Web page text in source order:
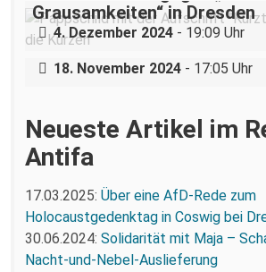
Grausamkeiten“ in Dresden
4. Dezember 2024 - 19:09 Uhr
Nazigruppe sucht (und
in der Dresdner Neustadt
18. November 2024 - 17:05 Uhr
Neueste Artikel im
Antifa
17.03.2025: Über eine AfD-Rede zum
Holocaustgedenktag in Coswig bei
30.06.2024: Solidarität mit Maja –
Nacht-und-Nebel-Auslieferung